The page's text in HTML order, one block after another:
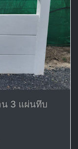
น 3 แผ่นทึบ